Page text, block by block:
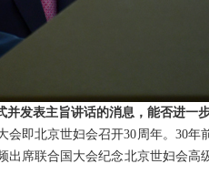
发表主旨讲话的消息，能否进一
即北京世妇会召开30周年。30
席联合国大会纪念北京世妇会高